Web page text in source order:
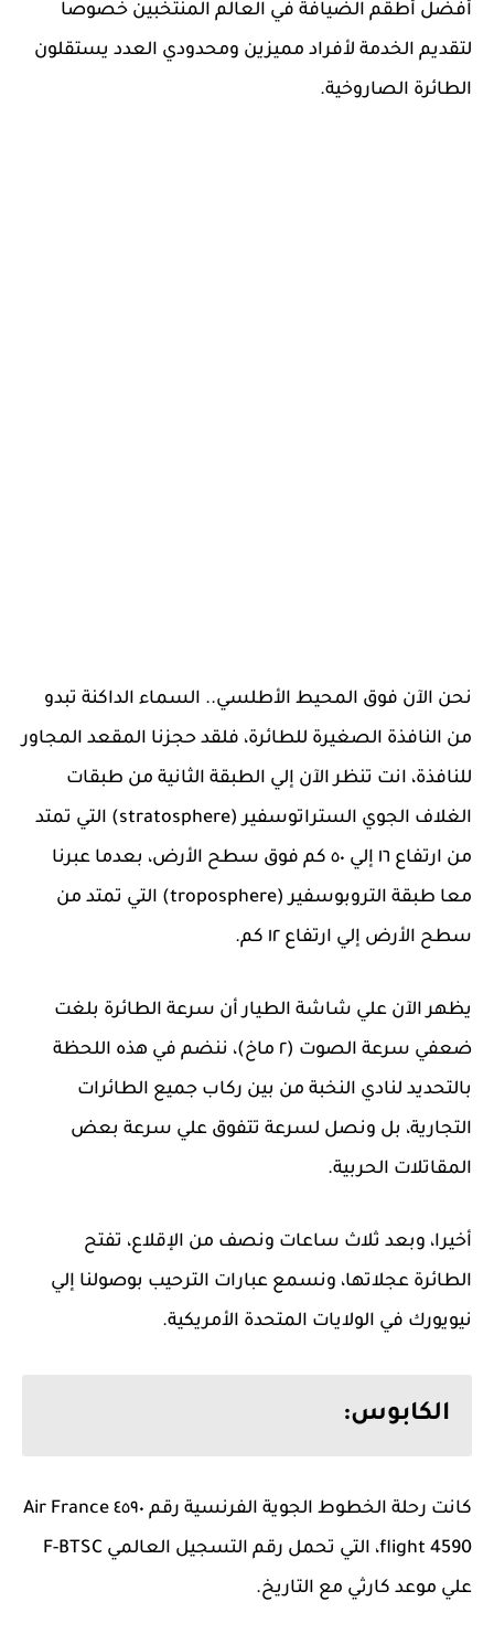
أفضل أطقم الضيافة في العالم المنتخبين خصوصا
لتقديم الخدمة لأفراد مميزين ومحدودي العدد يستقلون
الطائرة الصاروخية.
نحن الآن فوق المحيط الأطلسي.. السماء الداكنة تبدو
من النافذة الصغيرة للطائرة، فلقد حجزنا المقعد المجاور
للنافذة، انت تنظر الآن إلي الطبقة الثانية من طبقات
الغلاف الجوي الستراتوسفير (stratosphere) التي تمتد
من ارتفاع ١٦ إلي ٥٠ كم فوق سطح الأرض، بعدما عبرنا
معا طبقة التروبوسفير (troposphere) التي تمتد من
سطح الأرض إلي ارتفاع ١٢ كم.
يظهر الآن علي شاشة الطيار أن سرعة الطائرة بلغت
ضعفي سرعة الصوت (٢ ماخ)، ننضم في هذه اللحظة
بالتحديد لنادي النخبة من بين ركاب جميع الطائرات
التجارية، بل ونصل لسرعة تتفوق علي سرعة بعض
المقاتلات الحربية.
أخيرا، وبعد ثلاث ساعات ونصف من الإقلاع، تفتح
الطائرة عجلاتها، ونسمع عبارات الترحيب بوصولنا إلي
نيويورك في الولايات المتحدة الأمريكية.
الكابوس:
كانت رحلة الخطوط الجوية الفرنسية رقم ٤٥٩٠ Air France
flight 4590، التي تحمل رقم التسجيل العالمي F-BTSC
علي موعد كارثي مع التاريخ.